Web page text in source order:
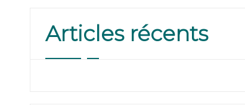
t
e
Articles récents